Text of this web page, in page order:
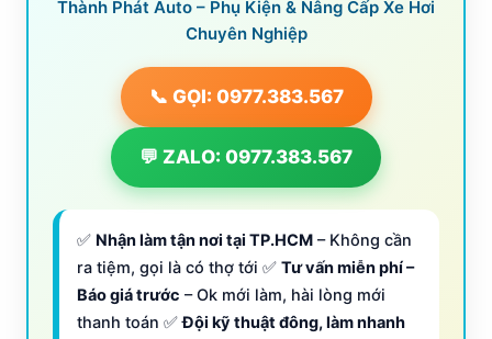
Thành Phát Auto – Phụ Kiện & Nâng Cấp Xe Hơi
Chuyên Nghiệp
📞 GỌI: 0977.383.567
💬 ZALO: 0977.383.567
✅ Nhận làm tận nơi tại TP.HCM – Không cần
ra tiệm, gọi là có thợ tới ✅ Tư vấn miễn phí –
Báo giá trước – Ok mới làm, hài lòng mới
thanh toán ✅Đội kỹ thuật đông, làm nhanh